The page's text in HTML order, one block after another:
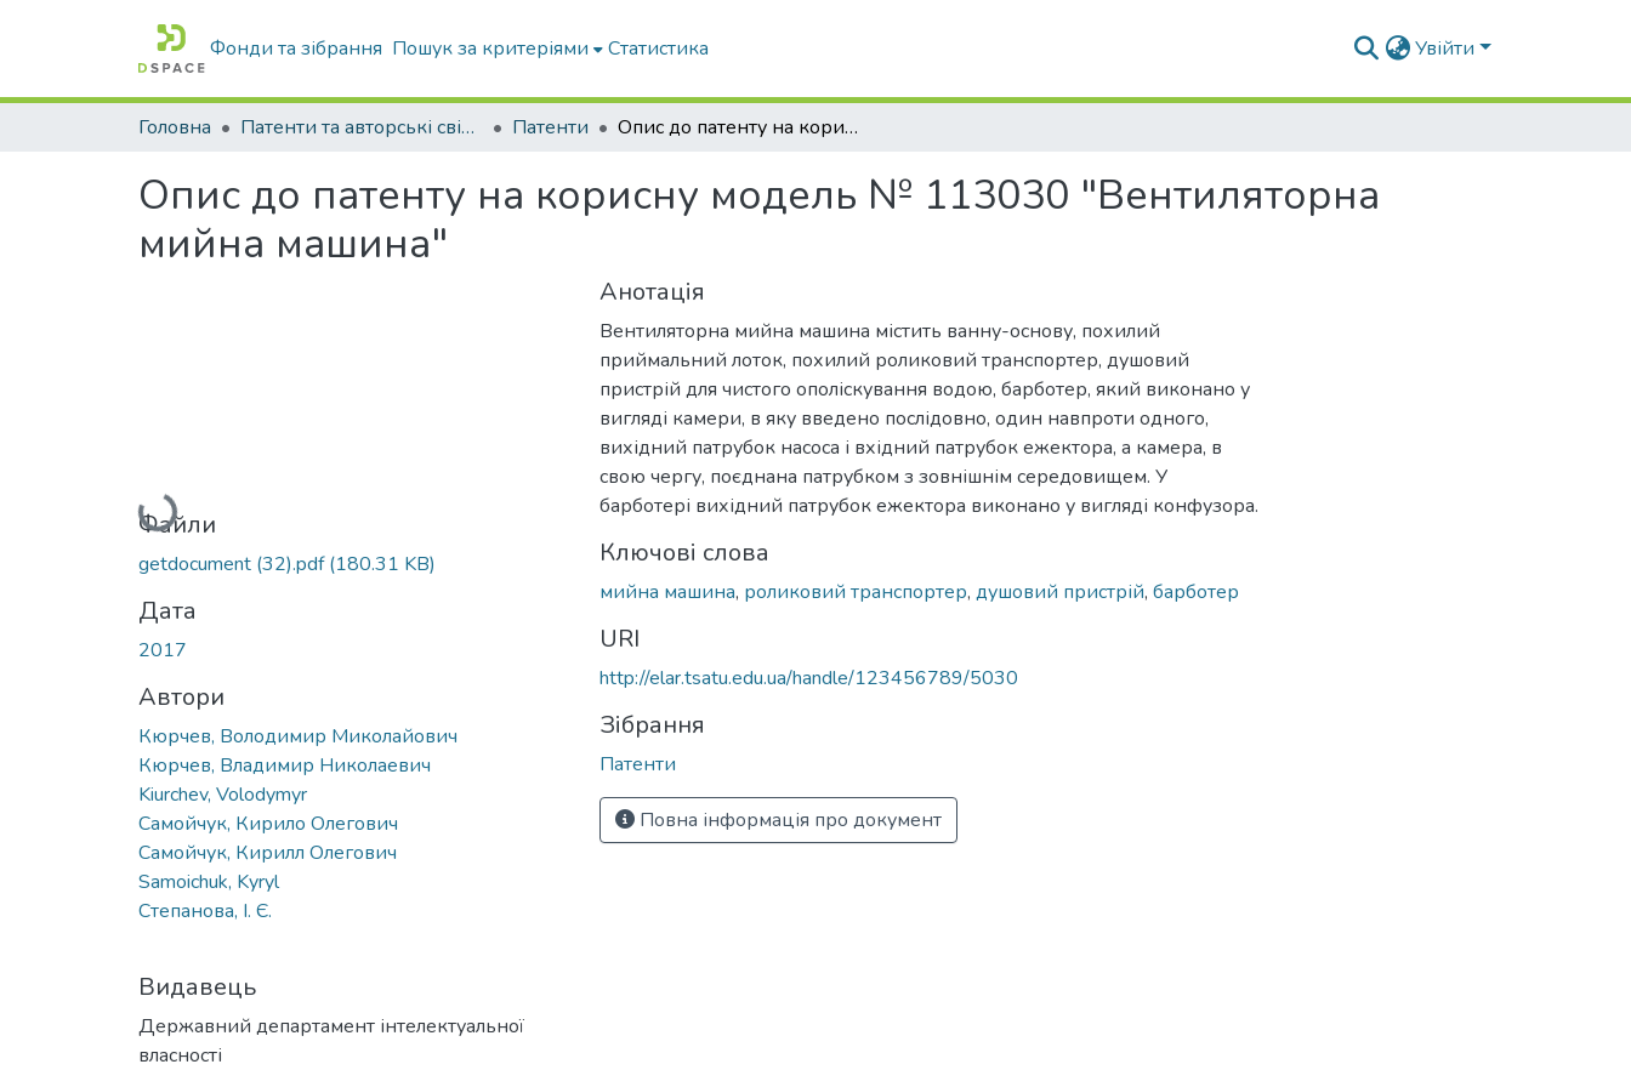
Фонди та зібрання Пошук за критеріями Статистика Увійти
Головна Патенти та авторські свідоцтва Патенти Опис до патенту на корисну модель № 113030 "Вентиляторна мийна машина"
Опис до патенту на корисну модель № 113030 "Вентиляторна
мийна машина"
Вантажиться...
Файли
getdocument (32).pdf(180.31 KB)
Дата
2017
Автори
Кюрчев, Володимир Миколайович
Кюрчев, Владимир Николаевич
Kiurchev, Volodymyr
Самойчук, Кирило Олегович
Самойчук, Кирилл Олегович
Samoichuk, Kyryl
Степанова, І. Є.
Видавець
Державний департамент інтелектуальної
власності
Анотація
Вентиляторна мийна машина містить ванну-основу, похилий
приймальний лоток, похилий роликовий транспортер, душовий
пристрій для чистого ополіскування водою, барботер, який виконано у
вигляді камери, в яку введено послідовно, один навпроти одного,
вихідний патрубок насоса і вхідний патрубок ежектора, а камера, в
свою чергу, поєднана патрубком з зовнішнім середовищем. У
барботері вихідний патрубок ежектора виконано у вигляді конфузора.
Ключові слова
мийна машина, роликовий транспортер, душовий пристрій, барботер
URI
http://elar.tsatu.edu.ua/handle/123456789/5030
Зібрання
Патенти
Повна інформація про документ